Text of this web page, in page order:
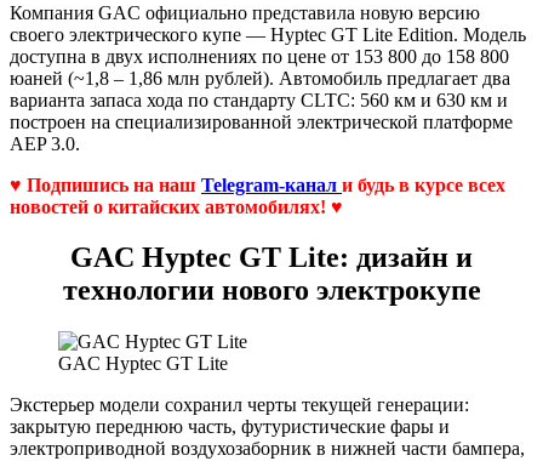
Компания GAC официально представила новую версию
своего электрического купе — Hyptec GT Lite Edition. Модель
доступна в двух исполнениях по цене от 153 800 до 158 800
юаней (~1,8 – 1,86 млн рублей). Автомобиль предлагает два
варианта запаса хода по стандарту CLTC: 560 км и 630 км и
построен на специализированной электрической платформе
AEP 3.0.
♥ Подпишись на наш Telegram-канал и будь в курсе всех
новостей о китайских автомобилях! ♥
GAC Hyptec GT Lite: дизайн и
технологии нового электрокупе
GAC Hyptec GT Lite
Экстерьер модели сохранил черты текущей генерации:
закрытую переднюю часть, футуристические фары и
электроприводной воздухозаборник в нижней части бампера,